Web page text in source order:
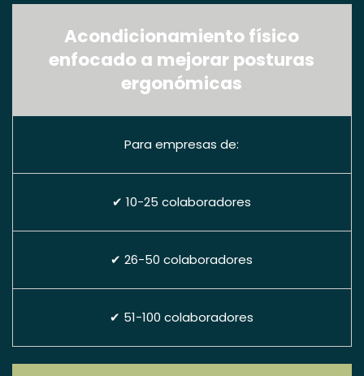
Acondicionamiento físico
enfocado a mejorar posturas
ergonómicas
Para empresas de:
✔ 10-25 colaboradores
✔ 26-50 colaboradores
✔ 51-100 colaboradores